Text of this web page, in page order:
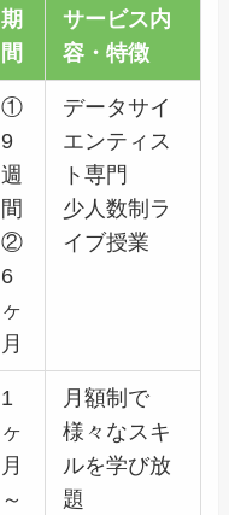
期
間
サービス内
容・特徴
①
9
週
間
②
6
ヶ
月
データサイ
エンティス
ト専門
少人数制ラ
イブ授業
1
ヶ
月
～
月額制で
様々なスキ
ルを学び放
題